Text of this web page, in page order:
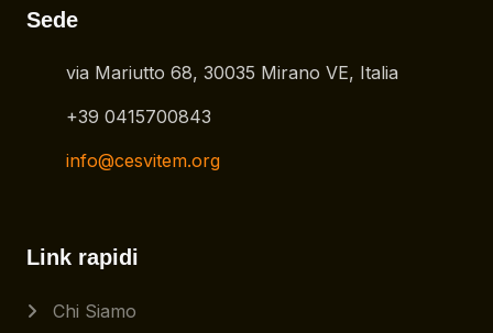
Sede
via Mariutto 68, 30035 Mirano VE, Italia
+39 0415700843
info@cesvitem.org
Link rapidi
Chi Siamo